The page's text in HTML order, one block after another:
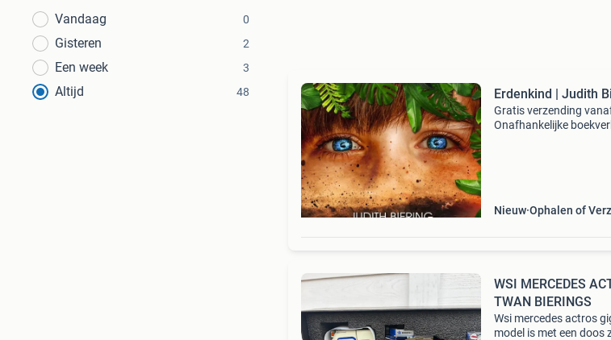
Vandaag
0
Gisteren 2
Een week 3
Altijd 48 Erdenkind | Judith
Gratis verzending
Onafhankelijke
Nieuw Ophalen of
WSI MERCEDES
TWAN BIERINGS
Wsi mercedes actros
model is met een doos